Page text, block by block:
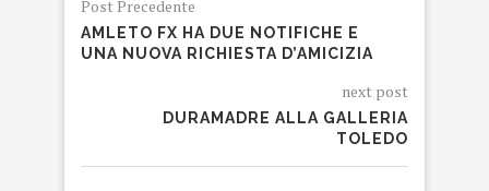
Post Precedente
AMLETO FX HA DUE NOTIFICHE E
UNA NUOVA RICHIESTA D’AMICIZIA
next post
DURAMADRE ALLA GALLERIA
TOLEDO